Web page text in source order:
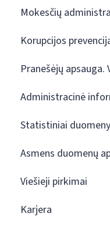
Mokesčių
Korupcijos
Pranešėjų apsauga.
Administracinė
Statistiniai
Asmens duomenų
Viešieji pirkimai
Karjera